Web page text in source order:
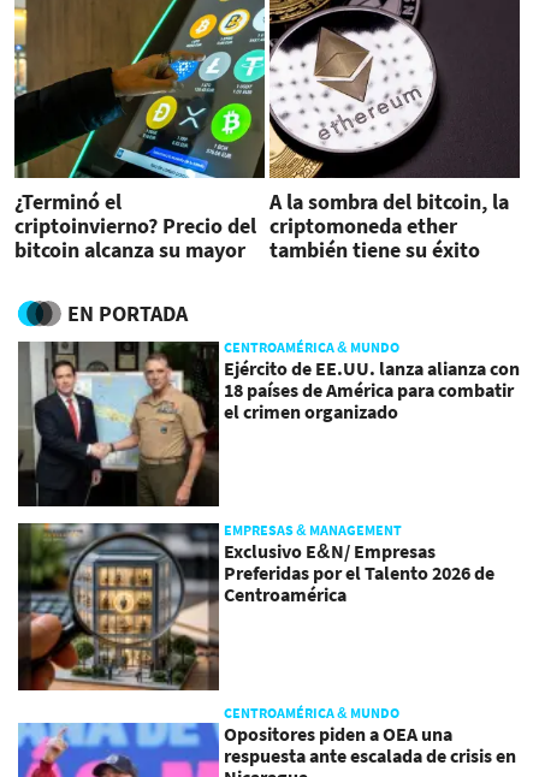
¿Terminó el
criptoinvierno? Precio del
bitcoin alcanza su mayor
A la sombra del bitcoin, la
criptomoneda ether
también tiene su éxito
EN PORTADA
CENTROAMÉRICA & MUNDO
Ejército de EE.UU. lanza alianza con
18 países de América para combatir
el crimen organizado
EMPRESAS & MANAGEMENT
Exclusivo E&N/ Empresas
Preferidas por el Talento 2026 de
Centroamérica
CENTROAMÉRICA & MUNDO
Opositores piden a OEA una
respuesta ante escalada de crisis en